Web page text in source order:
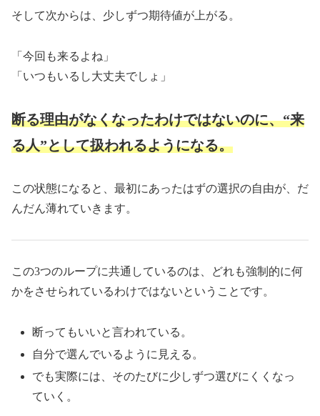
そして次からは、少しずつ期待値が上がる。
「今回も来るよね」
「いつもいるし大丈夫でしょ」
断る理由がなくなったわけではないのに、“来
る人”として扱われるようになる。
この状態になると、最初にあったはずの選択の自由が、だ
んだん薄れていきます。
この3つのループに共通しているのは、どれも強制的に何
かをさせられているわけではないということです。
断ってもいいと言われている。
自分で選んでいるように見える。
でも実際には、そのたびに少しずつ選びにくくなっ
ていく。